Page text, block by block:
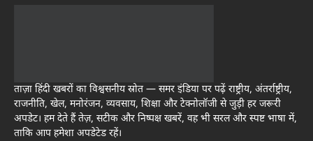
ताज़ा हिंदी खबरों का विश्वसनीय स्रोत — समर इंडिया पर पढ़ें राष्ट्रीय, अंतर्राष्ट्रीय,
राजनीति, खेल, मनोरंजन, व्यवसाय, शिक्षा और टेक्नोलॉजी से जुड़ी हर जरूरी
अपडेट। हम देते हैं तेज़, सटीक और निष्पक्ष खबरें, वह भी सरल और स्पष्ट भाषा में,
ताकि आप हमेशा अपडेटेड रहें।